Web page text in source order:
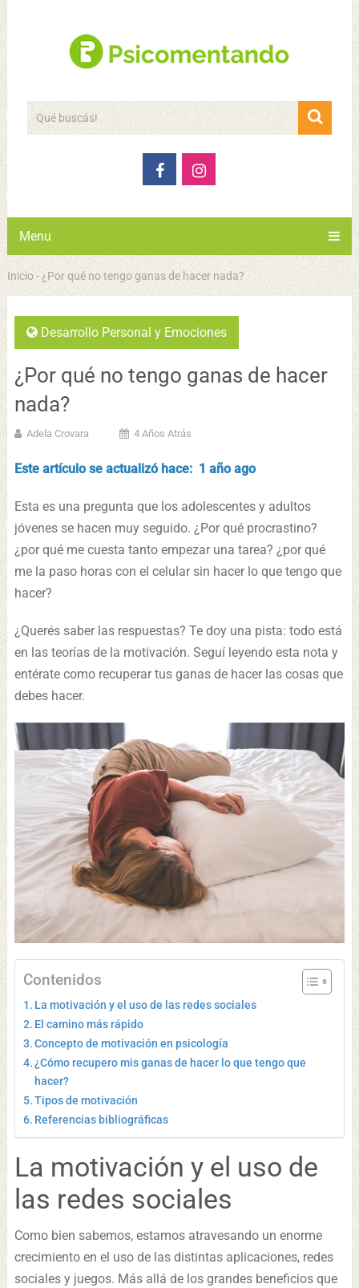
Menu
Inicio-¿Por qué no tengo ganas de hacer nada?
Desarrollo Personal y Emociones
¿Por qué no tengo ganas de hacer
nada?
Adela Crovara 4 Años Atrás
Este artículo se actualizó hace: 1 año ago
Esta es una pregunta que los adolescentes y adultos
jóvenes se hacen muy seguido. ¿Por qué procrastino?
¿por qué me cuesta tanto empezar una tarea? ¿por qué
me la paso horas con el celular sin hacer lo que tengo que
hacer?
¿Querés saber las respuestas? Te doy una pista: todo está
en las teorías de la motivación. Seguí leyendo esta nota y
entérate como recuperar tus ganas de hacer las cosas que
debes hacer.
Contenidos
La motivación y el uso de las redes sociales
El camino más rápido
Concepto de motivación en psicología
¿Cómo recupero mis ganas de hacer lo que tengo que
hacer?
Tipos de motivación
Referencias bibliográficas
La motivación y el uso de
las redes sociales
Como bien sabemos, estamos atravesando un enorme
crecimiento en el uso de las distintas aplicaciones, redes
sociales y juegos. Más allá de los grandes beneficios que